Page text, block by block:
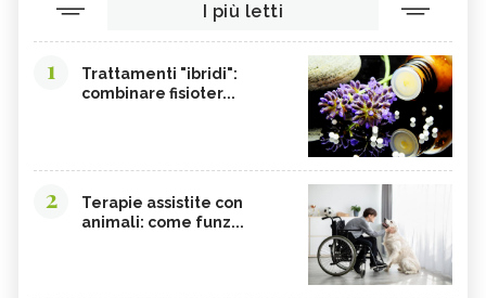
I più letti
1
Trattamenti "ibridi":
combinare fisioter...
2
Terapie assistite con
animali: come funz...